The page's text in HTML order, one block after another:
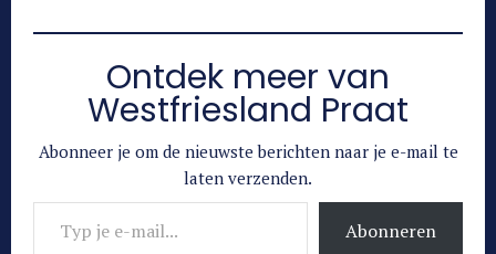
Ontdek meer van
Westfriesland Praat
Abonneer je om de nieuwste berichten naar je e-mail te
laten verzenden.
Typ je e-mail...
Abonneren